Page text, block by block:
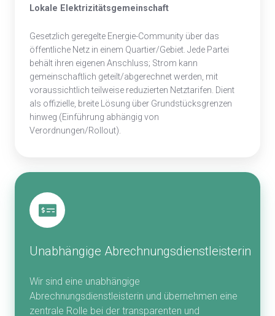
Lokale Elektrizitätsgemeinschaft
Gesetzlich geregelte Energie‑Community über das
öffentliche Netz in einem Quartier/Gebiet. Jede Partei
behält ihren eigenen Anschluss; Strom kann
gemeinschaftlich geteilt/abgerechnet werden, mit
voraussichtlich teilweise reduzierten Netztarifen. Dient
als offizielle, breite Lösung über Grundstücksgrenzen
hinweg (Einführung abhängig von
Verordnungen/Rollout).
Unabhängige Abrechnungsdienstleisterin
Wir sind eine unabhängige
Abrechnungsdienstleisterin und übernehmen eine
zentrale Rolle bei der transparenten und